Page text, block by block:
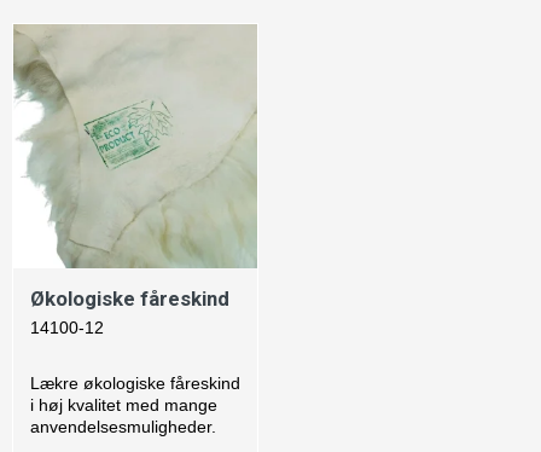
Økologiske fåreskind
14100-12
Lækre økologiske fåreskind
i høj kvalitet med mange
anvendelsesmuligheder.